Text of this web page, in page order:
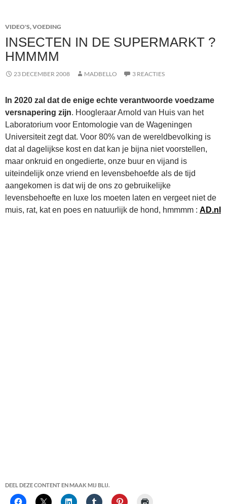
VIDEO'S,VOEDING
INSECTEN IN DE SUPERMARKT ?
HMMMM
23 DECEMBER 2008 MADBELLO 3 REACTIES
In 2020 zal dat de enige echte verantwoorde voedzame
versnapering zijn. Hoogleraar Arnold van Huis van het
Laboratorium voor Entomologie van de Wageningen
Universiteit zegt dat. Voor 80% van de wereldbevolking is
dat al dagelijkse kost en dat kan je bijna niet voorstellen,
maar onkruid en ongedierte, onze buur en vijand is
uiteindelijk onze vriend en levensbehoefde als de tijd
aangekomen is dat wij de ons zo gebruikelijke
levensbehoefte en luxe los moeten laten en vergeet niet de
muis, rat, kat en poes en natuurlijk de hond, hmmmm : AD.nl
DEEL DEZE CONTENT EN MAAK MIJ BLIJ.